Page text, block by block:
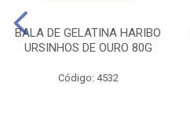
BALA DE GELATINA HARIBO
URSINHOS DE OURO 80G
Código: 4532